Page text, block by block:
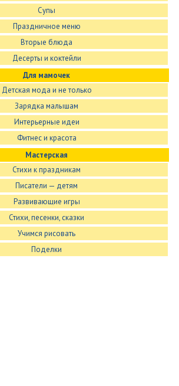
Супы
Праздничное меню
Вторые блюда
Десерты и коктейли
Для мамочек
Детская мода и не только
Зарядка малышам
Интерьерные идеи
Фитнес и красота
Мастерская
Стихи к праздникам
Писатели — детям
Развивающие игры
Стихи, песенки, сказки
Учимся рисовать
Поделки